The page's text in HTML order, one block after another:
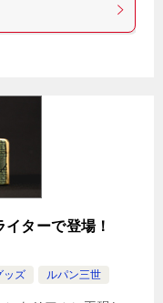
ターで登場！
ッズ ルパン三世